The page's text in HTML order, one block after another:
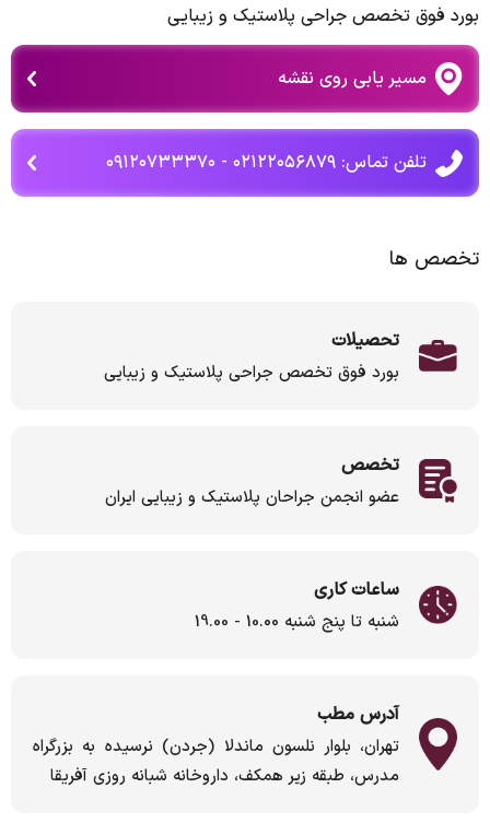
بورد فوق تخصص جراحی پلاستیک و زیبایی
مسیر یابی روی نقشه
تلفن تماس: ۰۲۱۲۲۰۵۶۸۷۹ - ۰۹۱۲۰۷۳۳۳۷۰
تخصص ها
تحصیلات
بورد فوق تخصص جراحی پلاستیک و زیبایی
تخصص
عضو انجمن جراحان پلاستیک و زیبایی ایران
ساعات کاری
شنبه تا پنج شنبه 10.00 - 19.00
آدرس مطب
تهران، بلوار نلسون ماندلا (جردن) نرسیده به بزرگراه
مدرس، طبقه زیر همکف، داروخانه شبانه روزی آفریقا